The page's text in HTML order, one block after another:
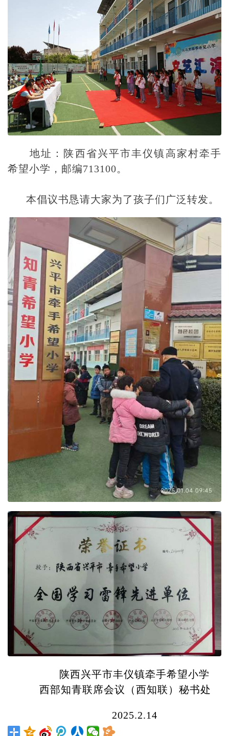
地址：陕西省兴平市丰仪镇高家村牵手
希望小学，邮编713100。
本倡议书恳请大家为了孩子们广泛转发。
陕西兴平市丰仪镇牵手希望小学
西部知青联席会议（西知联）秘书处
2025.2.14